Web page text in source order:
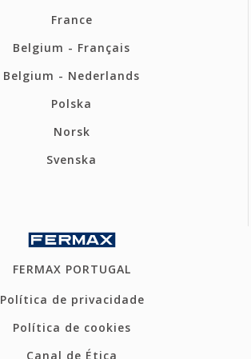
France
Belgium - Français
Belgium - Nederlands
Polska
Norsk
Svenska
FERMAX PORTUGAL
Política de privacidade
Política de cookies
Canal de Ética